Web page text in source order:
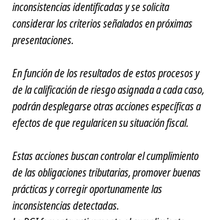
inconsistencias identificadas y se solicita
considerar los criterios señalados en próximas
presentaciones.
En función de los resultados de estos procesos y
de la calificación de riesgo asignada a cada caso,
podrán desplegarse otras acciones específicas a
efectos de que regularicen su situación fiscal.
Estas acciones buscan controlar el cumplimiento
de las obligaciones tributarias, promover buenas
prácticas y corregir oportunamente las
inconsistencias detectadas.